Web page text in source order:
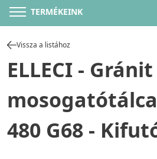
TERMÉKEINK
Vissza a listához
ELLECI - Gránit
480 G68 -